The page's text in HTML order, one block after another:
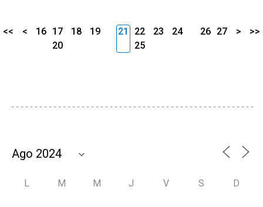
<< < 16 17 18
19
20
21 22 23
24
25
26 27 > >>
L M M J V S D